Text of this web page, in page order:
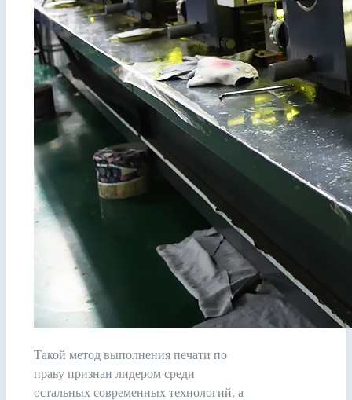
Такой метод выполнения печати по
праву признан лидером среди
остальных современных технологий, а